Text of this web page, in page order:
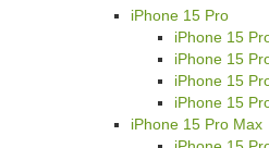
iPhone 15 Pro
iPhone 15
iPhone 15
iPhone 15
iPhone 15
iPhone 15 Pro Max